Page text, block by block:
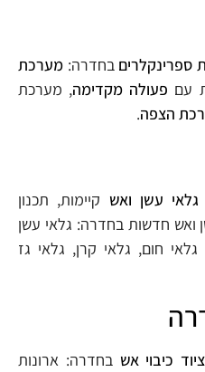
ספרינקלרים בחדרה: מערכת
עם פעולה מקדימה, מערכת
הצפה.
גלאי עשן ואש קיימות, תכנון
ואש חדשות בחדרה: גלאי עשן
חום, גלאי קרן, גלאי גז
ציוד כיבוי אש בחדרה: ארונות